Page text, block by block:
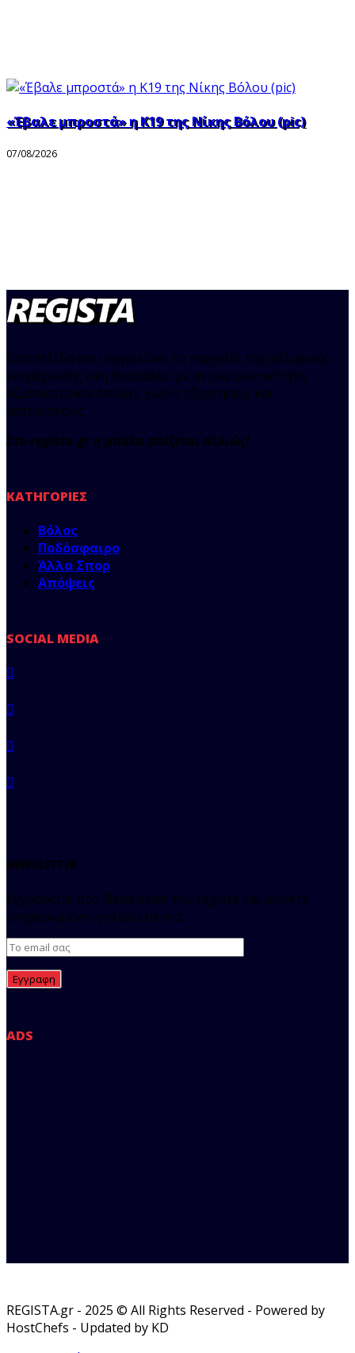
«Έβαλε μπροστά» η Κ19 της Νίκης Βόλου (pic)
07/08/2026
Ιστοσελίδα που οργανώνει το παιχνίδι της αθλητικής
ενημέρωσης στη Θεσσαλία, με αντικειμενικότητα,
αξιοπιστία και άποψη, χωρίς εξαρτήσεις και
αστερίσκους.
Στο regista.gr η μπάλα παίζεται αλλιώς!
ΚΑΤΗΓΟΡΊΕΣ
Βόλος
Ποδόσφαιρο
Άλλα Σπορ
Απόψεις
SOCIAL MEDIA
NEWSLETTER
Εγγραφείτε στο Newsletter του regista και μείνετε
ενημερωμένοι για όλα τα νέα.
ADS
REGISTA.gr - 2025 © All Rights Reserved - Powered by
HostChefs - Updated by KD